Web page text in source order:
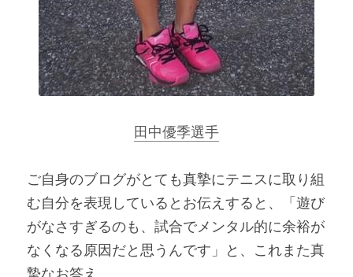
田中優季選手
ご自身のブログがとても真摯にテニスに取り組
む自分を表現しているとお伝えすると、「遊び
がなさすぎるのも、試合でメンタル的に余裕が
なくなる原因だと思うんです」と、これまた真
摯なお答え。